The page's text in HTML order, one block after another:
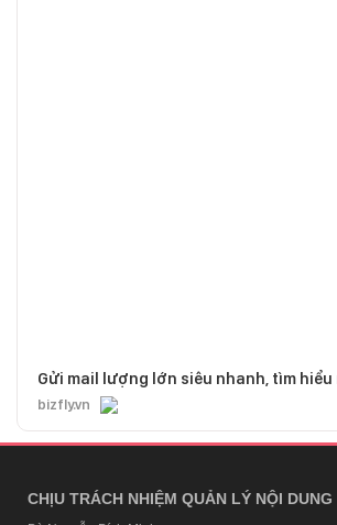
Gửi mail lượng lớn siêu nhanh, tìm hiểu
bizfly.vn
CHỊU TRÁCH NHIỆM QUẢN LÝ NỘI DUNG